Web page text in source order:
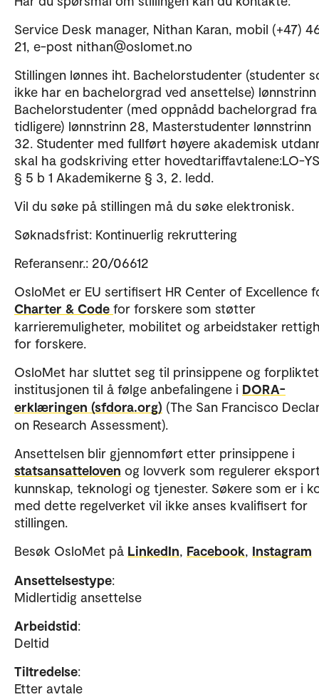
Service Desk manager, Nithan Karan, mobil (+47)
21, e-post nithan@oslomet.no
Stillingen lønnes iht. Bachelorstudenter (studenter
ikke har en bachelorgrad ved ansettelse)
Bachelorstudenter (med oppnådd bachelorgrad fra
tidligere) lønnstrinn 28, Masterstudenter lønnstrinn
32. Studenter med fullført høyere akademisk
skal ha godskriving etter hovedtariffavtalene:LO-
§ 5 b 1 Akademikerne § 3, 2. ledd.
Vil du søke på stillingen må du søke elektronisk.
Søknadsfrist: Kontinuerlig rekruttering
Referansenr.: 20/06612
OsloMet er EU sertifisert HR Center of Excellence
Charter & Code for forskere som støtter
karrieremuligheter, mobilitet og arbeidstaker
for forskere.
OsloMet har sluttet seg til prinsippene og forpliktet
institusjonen til å følge anbefalingene i DORA-
erklæringen (sfdora.org) (The San Francisco
on Research Assessment).
Ansettelsen blir gjennomført etter prinsippene i
statsansatteloven og lovverk som regulerer
kunnskap, teknologi og tjenester. Søkere som er i
med dette regelverket vil ikke anses kvalifisert for
stillingen.
Besøk OsloMet på LinkedIn, Facebook, Instagram
Ansettelsestype:
Midlertidig ansettelse
Arbeidstid:
Deltid
Tiltredelse:
Etter avtale